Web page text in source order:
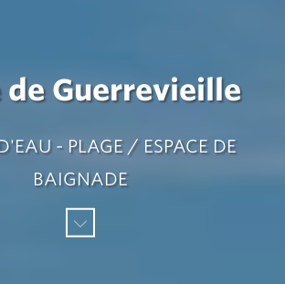
de Guerrevieille
- PLAGE / ESPACE DE
BAIGNADE